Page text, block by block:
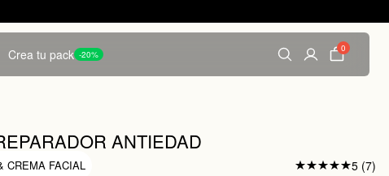
Crea tu pack -20%
0
ANTIEDAD
CREMA FACIAL 5 (7)